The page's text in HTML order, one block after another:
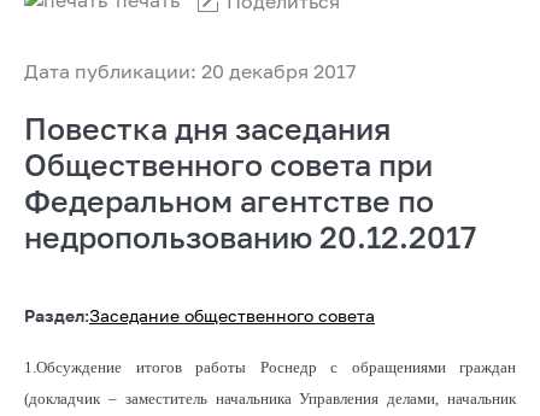
Дата публикации: 20 декабря 2017
Повестка дня заседания
Общественного совета при
Федеральном агентстве по
недропользованию 20.12.2017
Раздел:Заседание общественного совета
1.Обсуждение итогов работы Роснедр с обращениями граждан
(докладчик – заместитель начальника Управления делами, начальник